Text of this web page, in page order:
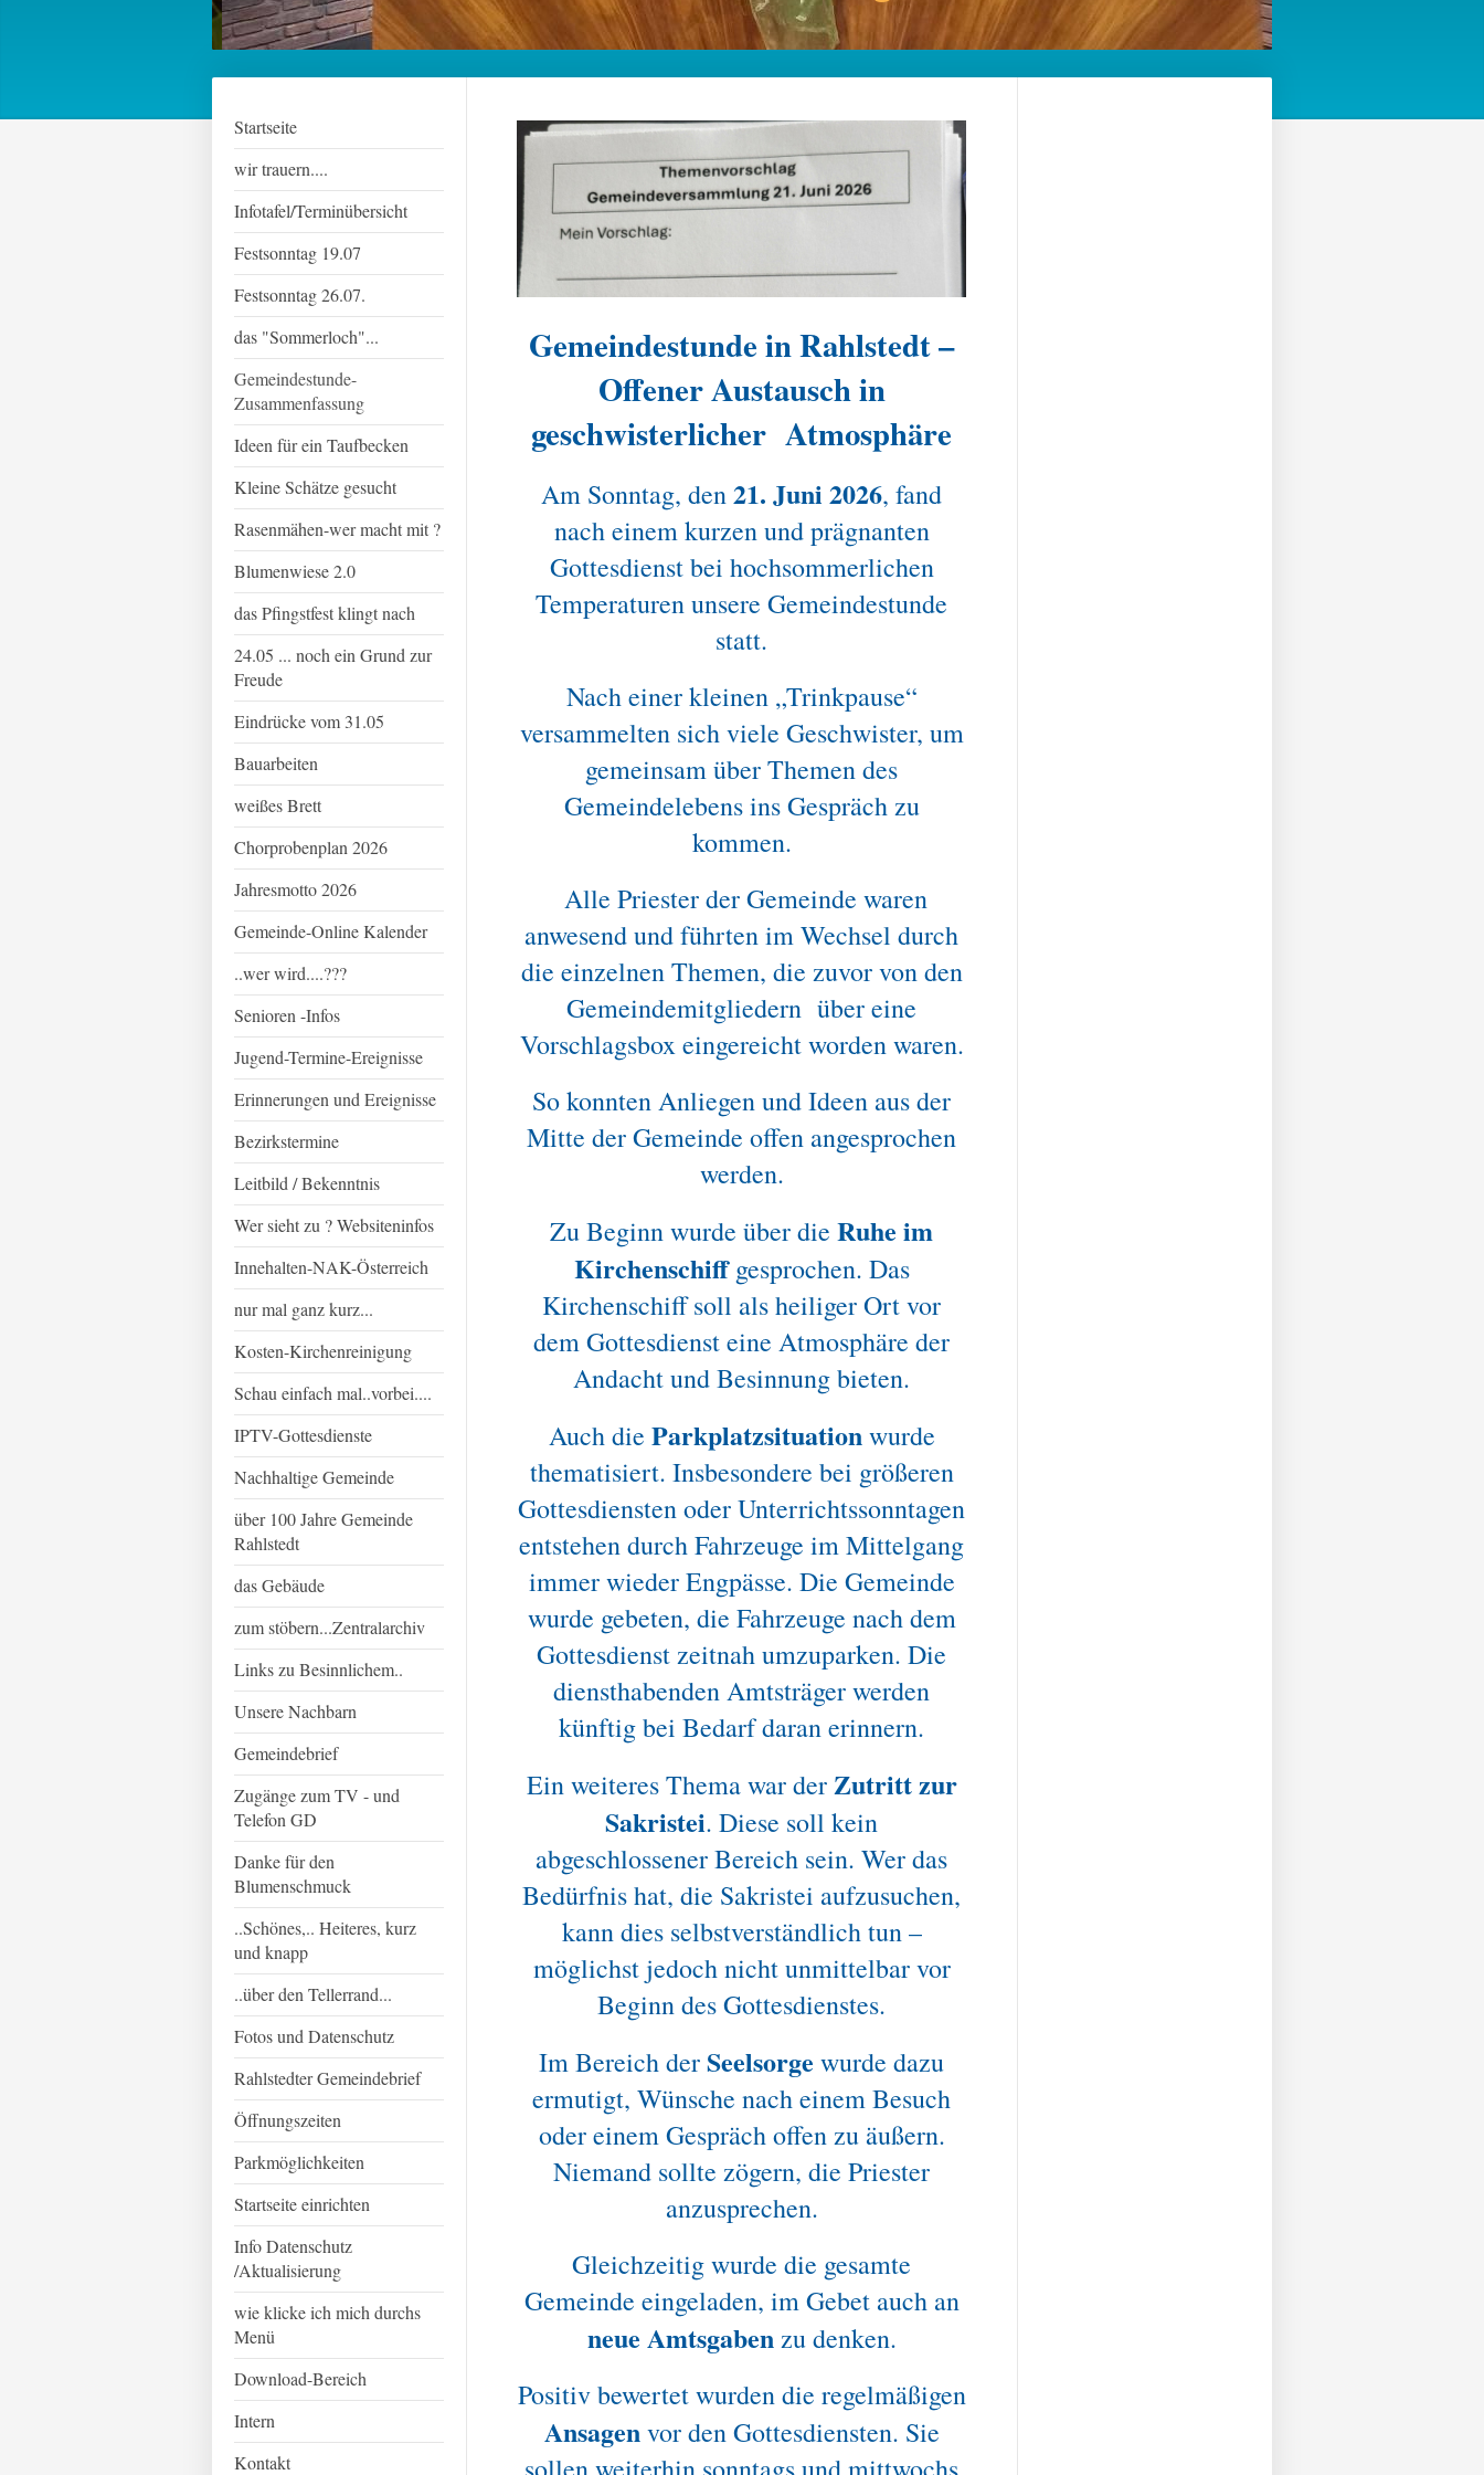
Startseite
wir trauern....
Infotafel/Terminübersicht
Festsonntag 19.07
Festsonntag 26.07.
das "Sommerloch"...
Gemeindestunde-
Zusammenfassung
Ideen für ein Taufbecken
Kleine Schätze gesucht
Rasenmähen-wer macht mit ?
Blumenwiese 2.0
das Pfingstfest klingt nach
24.05 ... noch ein Grund zur
Freude
Eindrücke vom 31.05
Bauarbeiten
weißes Brett
Chorprobenplan 2026
Jahresmotto 2026
Gemeinde-Online Kalender
..wer wird....???
Senioren -Infos
Jugend-Termine-Ereignisse
Erinnerungen und Ereignisse
Bezirkstermine
Leitbild / Bekenntnis
Wer sieht zu ? Websiteninfos
Innehalten-NAK-Österreich
nur mal ganz kurz...
Kosten-Kirchenreinigung
Schau einfach mal..vorbei....
IPTV-Gottesdienste
Nachhaltige Gemeinde
über 100 Jahre Gemeinde
Rahlstedt
das Gebäude
zum stöbern...Zentralarchiv
Links zu Besinnlichem..
Unsere Nachbarn
Gemeindebrief
Zugänge zum TV - und
Telefon GD
Danke für den
Blumenschmuck
..Schönes,.. Heiteres, kurz
und knapp
..über den Tellerrand...
Fotos und Datenschutz
Rahlstedter Gemeindebrief
Öffnungszeiten
Parkmöglichkeiten
Startseite einrichten
Info Datenschutz
/Aktualisierung
wie klicke ich mich durchs
Menü
Download-Bereich
Intern
Kontakt
Gemeindestunde in Rahlstedt –
Offener Austausch in
geschwisterlicher Atmosphäre
Am Sonntag, den21. Juni 2026, fand
nach einem kurzen und prägnanten
Gottesdienst bei hochsommerlichen
Temperaturen unsere Gemeindestunde
statt.
Nach einer kleinen „Trinkpause“
versammelten sich viele Geschwister, um
gemeinsam über Themen des
Gemeindelebens ins Gespräch zu
kommen.
Alle Priester der Gemeinde waren
anwesend und führten im Wechsel durch
die einzelnen Themen, die zuvor von den
Gemeindemitgliedern über eine
Vorschlagsbox eingereicht worden waren.
So konnten Anliegen und Ideen aus der
Mitte der Gemeinde offen angesprochen
werden.
Zu Beginn wurde über dieRuhe im
Kirchenschiffgesprochen. Das
Kirchenschiff soll als heiliger Ort vor
dem Gottesdienst eine Atmosphäre der
Andacht und Besinnung bieten.
Auch die Parkplatzsituationwurde
thematisiert. Insbesondere bei größeren
Gottesdiensten oder Unterrichtssonntagen
entstehen durch Fahrzeuge im Mittelgang
immer wieder Engpässe. Die Gemeinde
wurde gebeten, die Fahrzeuge nach dem
Gottesdienst zeitnah umzuparken. Die
diensthabenden Amtsträger werden
künftig bei Bedarf daran erinnern.
Ein weiteres Thema war derZutritt zur
Sakristei. Diese soll kein
abgeschlossener Bereich sein. Wer das
Bedürfnis hat, die Sakristei aufzusuchen,
kann dies selbstverständlich tun –
möglichst jedoch nicht unmittelbar vor
Beginn des Gottesdienstes.
Im Bereich derSeelsorge wurde dazu
ermutigt, Wünsche nach einem Besuch
oder einem Gespräch offen zu äußern.
Niemand sollte zögern, die Priester
anzusprechen.
Gleichzeitig wurde die gesamte
Gemeinde eingeladen, im Gebet auch an
neue Amtsgabenzu denken.
Positiv bewertet wurden die regelmäßigen
Ansagenvor den Gottesdiensten. Sie